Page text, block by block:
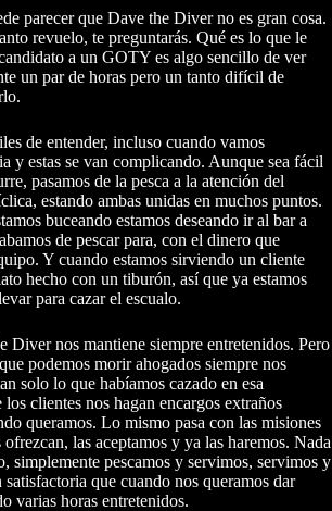
parecer que Dave the Diver no es gran cosa.
revuelo, te preguntarás. Qué es lo que le
a un GOTY es algo sencillo de ver
un par de horas pero un tanto difícil de
de entender, incluso cuando vamos
y estas se van complicando. Aunque sea fácil
pasamos de la pesca a la atención del
estando ambas unidas en muchos puntos.
buceando estamos deseando ir al bar a
de pescar para, con el dinero que
Y cuando estamos sirviendo un cliente
hecho con un tiburón, así que ya estamos
para cazar el escualo.
Diver nos mantiene siempre entretenidos. Pero
podemos morir ahogados siempre nos
solo lo que habíamos cazado en esa
clientes nos hagan encargos extraños
queramos. Lo mismo pasa con las misiones
ofrezcan, las aceptamos y ya las haremos. Nada
simplemente pescamos y servimos, servimos y
satisfactoria que cuando nos queramos dar
varias horas entretenidos.